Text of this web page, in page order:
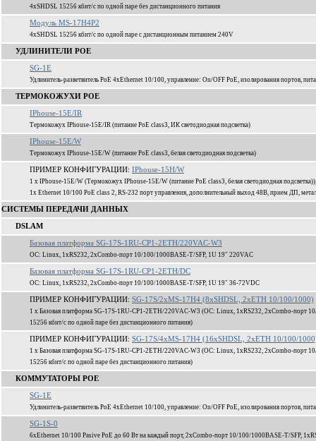
4xSHDSL 15256 кбит/c по одной паре без дистанционного питания
Модуль MS-17H4P2
4xSHDSL 15256 кбит/c по одной паре c дистанционным питанием 240V
УДЛИНИТЕЛИ POE
SG-1E
Удлинитель-разветвитель PoE 4xEthernet 10/100, управление: On/OFF PoE, изолирования портов,
ТЕРМОКОЖУХИ POE
IPhouse-15E/IR
Термокожух IPhouse-15E/IR (питание PoE class3, ИК светодиодная подсветка)
IPhouse-15E/W
Термокожух IPhouse-15E/W (питание PoE class3, белая светодиодная подсветка)
ПРИМЕР КОНФИГУРАЦИИ: IPhouse-15H/W
1 x IPhouse-15E/W (Термокожух IPhouse-15E/W (питание PoE class3, белая светодиодная
1x Ethernet 10/100 PoE class 2, RS-232 порт управления, дополнительный выход 48В, прием ДП,
СИСТЕМЫ ПЕРЕДАЧИ ДАННЫХ
DSLAM
Базовая платформа SG-17S-1RU-CP1-2ETH/220VAC-W3
ОС: Linux, 1xRS232, 2xCombo-порт 10/100/1000BASE-T/SFP, 1U 19" 220VAC
Базовая платформа SG-17S-1RU-CP1-2ETH/DC
ОС: Linux, 1xRS232, 2xCombo-порт 10/100/1000BASE-T/SFP, 1U 19" 36-72VDC
ПРИМЕР КОНФИГУРАЦИИ: SG-17S/2xMS-17H4 (8xSHDSL, 2xETH 10/100/1000)
1 x Базовая платформа SG-17S-1RU-CP1-2ETH/220VAC-W3 (ОС: Linux, 1xRS232, 2xCombo-порт
15256 кбит/c по одной паре без дистанционного питания)
ПРИМЕР КОНФИГУРАЦИИ: SG-17S/4xMS-17H4 (16xSHDSL, 2xETH 10/100/
1 x Базовая платформа SG-17S-1RU-CP1-2ETH/220VAC-W3 (ОС: Linux, 1xRS232, 2xCombo-порт
15256 кбит/c по одной паре без дистанционного питания)
КОММУТАТОРЫ POE
SG-1E
Удлинитель-разветвитель PoE 4xEthernet 10/100, управление: On/OFF PoE, изолирования портов,
SG-1S-0
6xEthernet 10/100 Pasive PoE до 60 Вт на каждый порт, 2xCombo-порт 10/100/1000BASE-T/SFP,